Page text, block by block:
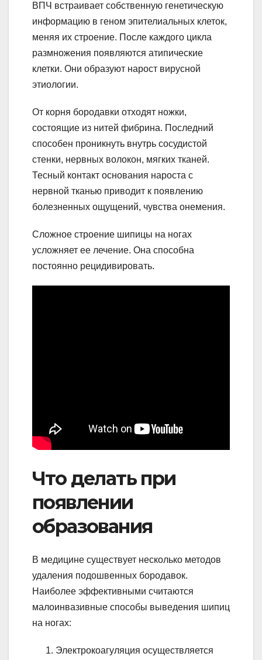
ВПЧ встраивает собственную генетическую
информацию в геном эпителиальных клеток,
меняя их строение. После каждого цикла
размножения появляются атипические
клетки. Они образуют нарост вирусной
этиологии.
От корня бородавки отходят ножки,
состоящие из нитей фибрина. Последний
способен проникнуть внутрь сосудистой
стенки, нервных волокон, мягких тканей.
Тесный контакт основания нароста с
нервной тканью приводит к появлению
болезненных ощущений, чувства онемения.
Сложное строение шипицы на ногах
усложняет ее лечение. Она способна
постоянно рецидивировать.
Что делать при
появлении
образования
В медицине существует несколько методов
удаления подошвенных бородавок.
Наиболее эффективными считаются
малоинвазивные способы выведения шипиц
на ногах:
Электрокоагуляция осуществляется